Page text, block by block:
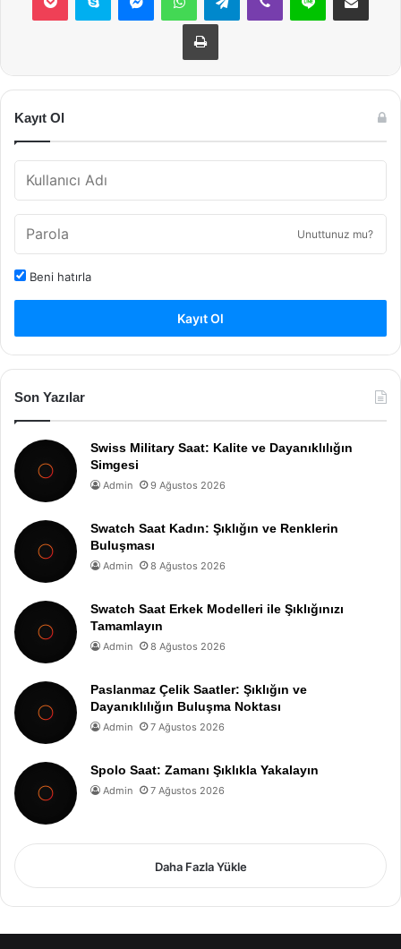
Yazdır
Kayıt Ol
Unuttunuz mu?
Beni hatırla
Kayıt Ol
Son Yazılar
Swiss Military Saat: Kalite ve Dayanıklılığın
Simgesi
Admin 9 Ağustos 2026
Swatch Saat Kadın: Şıklığın ve Renklerin
Buluşması
Admin 8 Ağustos 2026
Swatch Saat Erkek Modelleri ile Şıklığınızı
Tamamlayın
Admin 8 Ağustos 2026
Paslanmaz Çelik Saatler: Şıklığın ve
Dayanıklılığın Buluşma Noktası
Admin 7 Ağustos 2026
Spolo Saat: Zamanı Şıklıkla Yakalayın
Admin 7 Ağustos 2026
Daha Fazla Yükle